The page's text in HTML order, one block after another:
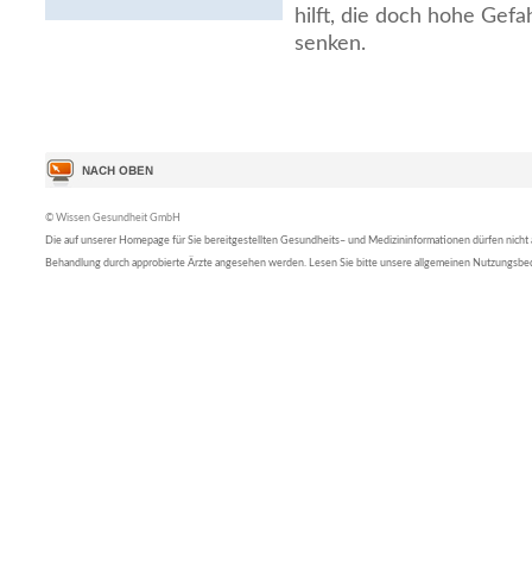
hilft, die doch hohe
senken.
© Wissen Gesundheit GmbH
Die auf unserer Homepage für Sie bereitgestellten Gesundheits– und Medizininformationen dürfen nicht
Behandlung durch approbierte Ärzte angesehen werden. Lesen Sie bitte unsere allgemeinen